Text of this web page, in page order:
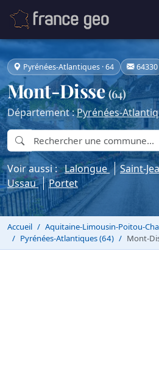
Pyrénées-Atlantiques · 64 64330
Mont-Disse(64)
Département :Pyrénées-
Voir aussi :Lalongue Saint-
Ussau
Portet
Accueil
Aquitaine-Limousin-Poitou-
Pyrénées-Atlantiques (64)
Mont-